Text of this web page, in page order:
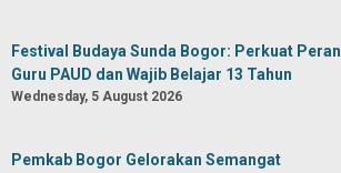
Festival Budaya Sunda Bogor: Perkuat Peran
Guru PAUD dan Wajib Belajar 13 Tahun
Wednesday, 5 August 2026
Pemkab Bogor Gelorakan Semangat